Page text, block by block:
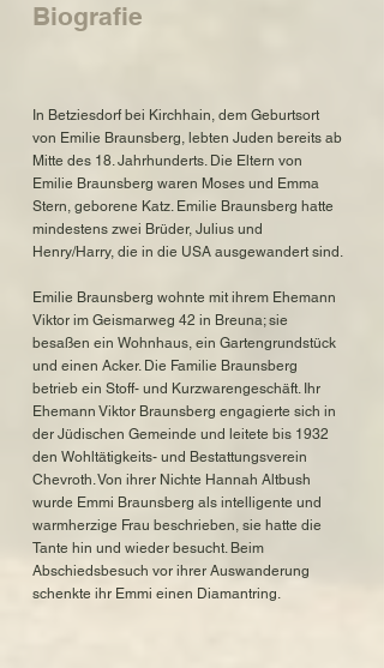
Biografie
In Betziesdorf bei Kirchhain, dem Geburtsort
von Emilie Braunsberg, lebten Juden bereits ab
Mitte des 18. Jahrhunderts. Die Eltern von
Emilie Braunsberg waren Moses und Emma
Stern, geborene Katz. Emilie Braunsberg hatte
mindestens zwei Brüder, Julius und
Henry/Harry, die in die USA ausgewandert sind.
Emilie Braunsberg wohnte mit ihrem Ehemann
Viktor im Geismarweg 42 in Breuna; sie
besaßen ein Wohnhaus, ein Gartengrundstück
und einen Acker. Die Familie Braunsberg
betrieb ein Stoff- und Kurzwarengeschäft. Ihr
Ehemann Viktor Braunsberg engagierte sich in
der Jüdischen Gemeinde und leitete bis 1932
den Wohltätigkeits- und Bestattungsverein
Chevroth. Von ihrer Nichte Hannah Altbush
wurde Emmi Braunsberg als intelligente und
warmherzige Frau beschrieben, sie hatte die
Tante hin und wieder besucht. Beim
Abschiedsbesuch vor ihrer Auswanderung
schenkte ihr Emmi einen Diamantring.